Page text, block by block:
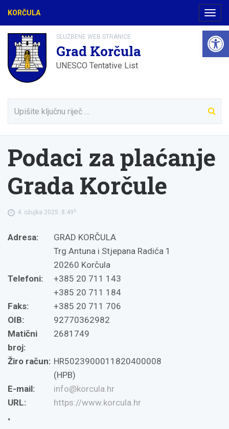
KORČULA
SLUŽBENE WEB STRANICE
Grad Korčula
UNESCO Tentative List
Podaci za plaćanje
Grada Korčule
4. ožujka 2025. 8:49 h
Adresa:
GRAD KORČULA
Trg Antuna i Stjepana Radića 1
20260 Korčula
Telefoni:
+385 20 711 143
+385 20 711 184
Faks:
+385 20 711 706
OIB:
92770362982
Matični
broj:
2681749
Žiro račun: HR5023900011820400008
(HPB)
E-mail:
info@korcula.hr
URL:
https://www.korcula.hr
.